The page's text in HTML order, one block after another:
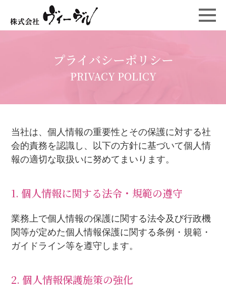
プライバシーポリシー
PRIVACY POLICY
当社は、個人情報の重要性とその保護に対する社
会的責務を認識し、以下の方針に基づいて個人情
報の適切な取扱いに努めてまいります。
1. 個人情報に関する法令・規範の遵守
業務上で個人情報の保護に関する法令及び行政機
関等が定めた個人情報保護に関する条例・規範・
ガイドライン等を遵守します。
2. 個人情報保護施策の強化